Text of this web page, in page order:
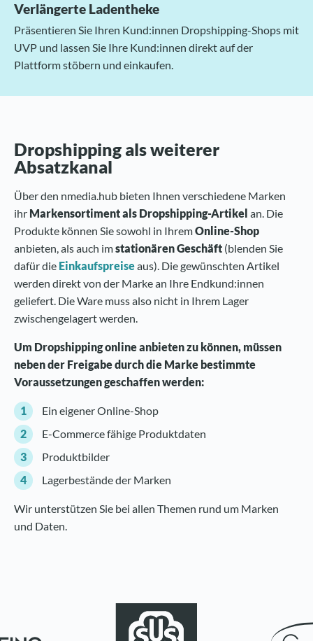
Verlängerte Ladentheke
Präsentieren Sie Ihren Kund:innen Dropshipping-Shops mit
UVP und lassen Sie Ihre Kund:innen direkt auf der
Plattform stöbern und einkaufen.
Dropshipping als weiterer
Absatzkanal
Über den nmedia.hub bieten Ihnen verschiedene Marken
ihr Markensortiment als Dropshipping-Artikel an. Die
Produkte können Sie sowohl in IhremOnline-Shop
anbieten, als auch imstationären Geschäft (blenden Sie
dafür die Einkaufspreiseaus). Die gewünschten Artikel
werden direkt von der Marke an Ihre Endkund:innen
geliefert. Die Ware muss also nicht in Ihrem Lager
zwischengelagert werden.
Um Dropshipping online anbieten zu können, müssen
neben der Freigabe durch die Marke bestimmte
Voraussetzungen geschaffen werden:
Ein eigener Online-Shop
E-Commerce fähige Produktdaten
Produktbilder
Lagerbestände der Marken
Wir unterstützen Sie bei allen Themen rund um Marken
und Daten.